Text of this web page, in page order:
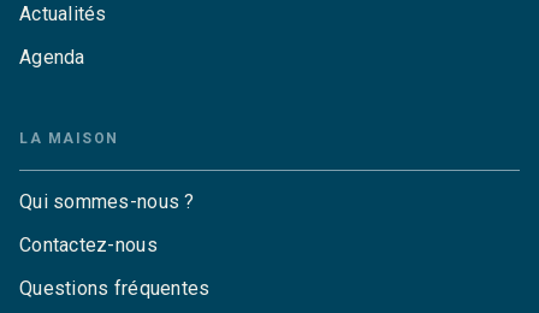
Actualités
Agenda
LA MAISON
Qui sommes-nous ?
Contactez-nous
Questions fréquentes